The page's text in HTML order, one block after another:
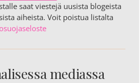
saat viestejä uusista blogeista
aiheista. Voit poistua listalta
mediassa